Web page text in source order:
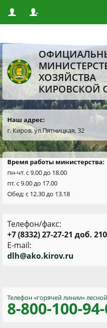
ХОЗЯЙСТВА
КИРОВСКОЙ
Наш адрес:
г. Киров, ул.Пятницкая, 32
Время работы министерства:
пн-чт. с 9.00 до 18.00
пт. с 9.00 до 17.00
Обед: с 12.30 до 13.18
Телефон/факс:
+7 (8332) 27-27-21 доб.
E-mail:
dlh@ako.kirov.ru
Телефон «горячей линии»
8-800-100-